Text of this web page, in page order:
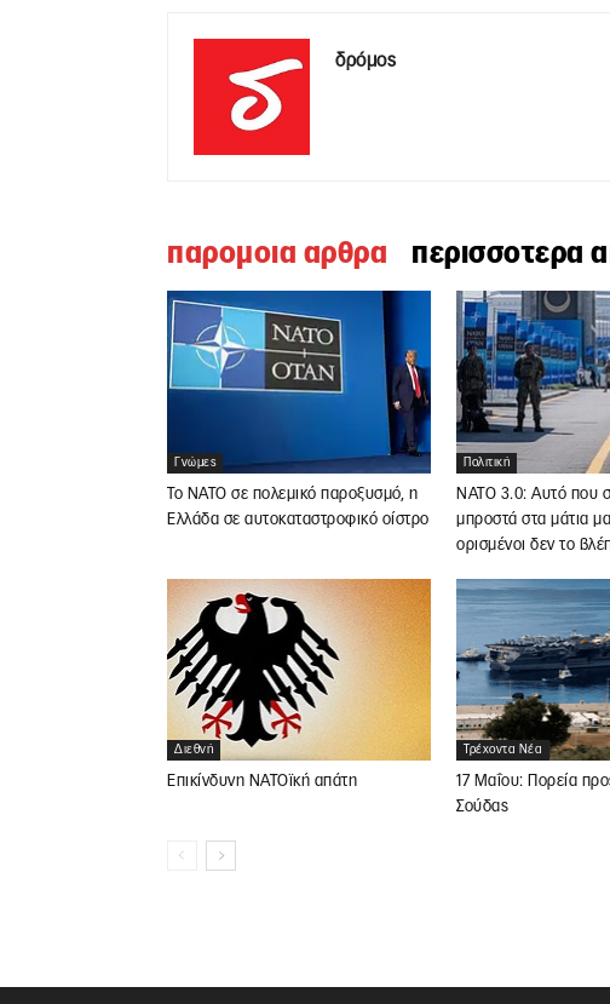
δρόμος
παρομοια αρθρα περισσοτερα
Γνώμες
Το ΝΑΤΟ σε πολεμικό παροξυσμό, η
Ελλάδα σε αυτοκαταστροφικό οίστρο
Πολιτική
ΝΑΤΟ 3.0: Αυτό που
μπροστά στα μάτια
ορισμένοι δεν το
Διεθνή
Επικίνδυνη ΝΑΤΟϊκή απάτη
Τρέχοντα Νέα
17 Μαΐου: Πορεία
Σούδας